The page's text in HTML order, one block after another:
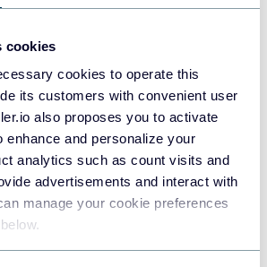
cookies
cookies to operate this
its customers with convenient user
also proposes you to activate
enhance and personalize your
analytics such as count visits and
advertisements and interact with
manage your cookie preferences
vez exportado, el archivo CSV tendrá
al de la imagen siguiente.